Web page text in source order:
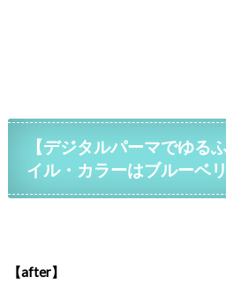
【デジタルパーマでゆる
イル・カラーはブルーベ
【after】